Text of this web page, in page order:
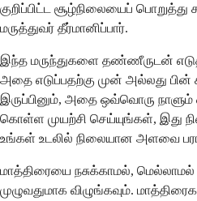
குறிப்பிட்ட சூழ்நிலையைப்
மருத்துவர் தீர்மானிப்பார்.
இந்த மருந்துகளை தண்ணீருடன்
அதை எடுப்பதற்கு முன் அல்லது பின்
இருப்பினும், அதை ஒவ்வொரு நாளும்
கொள்ள முயற்சி செய்யுங்கள், இது
உங்கள் உடலில் நிலையான அளவை
மாத்திரையை நசுக்காமல்,
முழுவதுமாக விழுங்கவும்.